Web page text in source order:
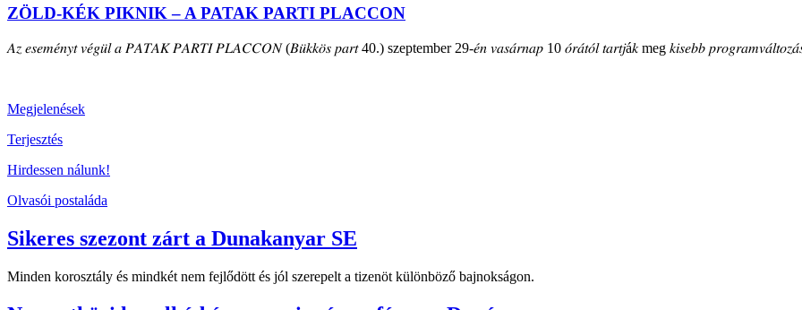
ZÖLD-KÉK PIKNIK – A PATAK PARTI PLACCON
𝐴𝑧 𝑒𝑠𝑒𝑚𝑒́𝑛𝑦𝑡 𝑣𝑒́𝑔𝑢̈𝑙 𝑎 𝑃𝐴𝑇𝐴𝐾 𝑃𝐴𝑅𝑇𝐼 𝑃𝐿𝐴𝐶𝐶𝑂𝑁 (𝐵𝑢̈𝑘𝑘𝑜̈𝑠 𝑝𝑎𝑟𝑡 40.) szeptember 29-𝑒́𝑛 𝑣𝑎𝑠𝑎́𝑟𝑛𝑎𝑝 10 𝑜́𝑟𝑎́𝑡𝑜́𝑙 𝑡𝑎𝑟𝑡𝑗á𝑘 meg 𝑘𝑖𝑠𝑒𝑏𝑏
Megjelenések
Terjesztés
Hirdessen nálunk!
Olvasói postaláda
Sikeres szezont zárt a Dunakanyar SE
Minden korosztály és mindkét nem fejlődött és jól szerepelt a tizenöt különböző bajnokságon.